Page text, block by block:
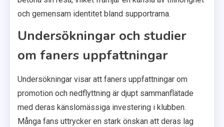
och gemensam identitet bland supportrarna.
Undersökningar och studier
om faners uppfattningar
Undersökningar visar att faners uppfattningar om
promotion och nedflyttning är djupt sammanflätade
med deras känslomässiga investering i klubben.
Många fans uttrycker en stark önskan att deras lag